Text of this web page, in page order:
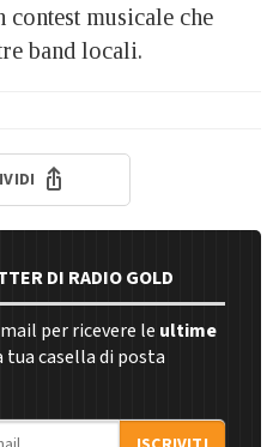
contest musicale che
band locali.
DI RADIO GOLD
per ricevere le ultime
casella di posta